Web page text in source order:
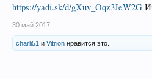
https://yadi.sk/d/gXuv_Oqz3JeW2G
30 май 2017
charli51 и Vitrion нравится это.